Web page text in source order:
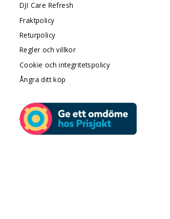
DJI Care Refresh
Fraktpolicy
Returpolicy
Regler och villkor
Cookie och integritetspolicy
Ångra ditt köp